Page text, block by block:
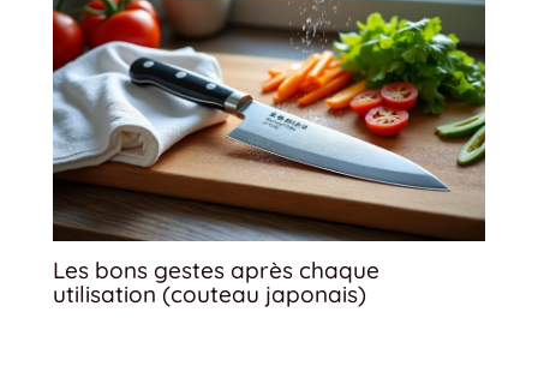
Les bons gestes après chaque
utilisation (couteau japonais)